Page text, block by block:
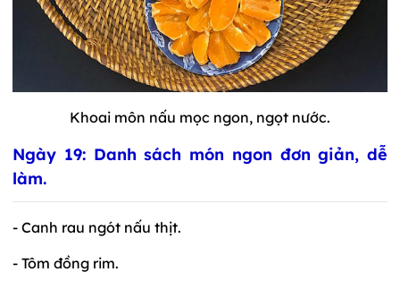
Khoai môn nấu mọc ngon, ngọt nước.
Ngày 19: Danh sách món ngon đơn giản, dễ
làm.
- Canh rau ngót nấu thịt.
- Tôm đồng rim.